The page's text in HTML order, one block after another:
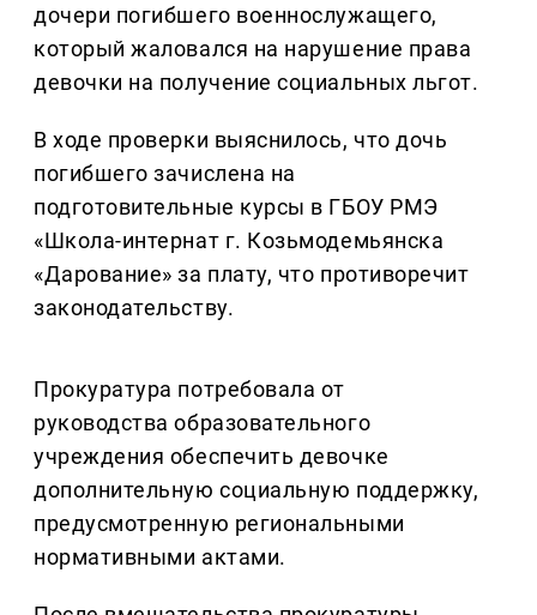
дочери погибшего военнослужащего,
который жаловался на нарушение права
девочки на получение социальных льгот.
В ходе проверки выяснилось, что дочь
погибшего зачислена на
подготовительные курсы в ГБОУ РМЭ
«Школа-интернат г. Козьмодемьянска
«Дарование» за плату, что противоречит
законодательству.
Прокуратура потребовала от
руководства образовательного
учреждения обеспечить девочке
дополнительную социальную поддержку,
предусмотренную региональными
нормативными актами.